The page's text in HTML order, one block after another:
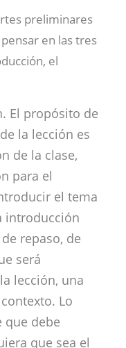
preliminares
en las tres
el
El propósito de
la lección es
de la clase,
para el
el tema
introducción
repaso, de
será
lección, una
Lo
que debe
que sea el